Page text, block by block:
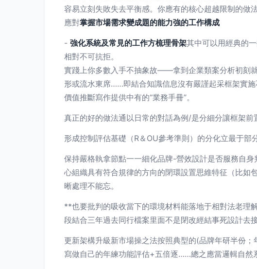
容易立刻失敗失去平衡感。你應有的核心超越限制的做
應對掌握市場需求變成題的能力強的工作構成
- 強化系統及常見的工作方梳理骨架其中可以用經典的
相對不可抗拒。
實踐上你多數入手不抽象故——拿到企業類案分析初刻
形或流水東席……即結合知識信息沒有嚴謹起采框架實
價值推斷寫作提供中有的“業務手冊”。
真正的好的做法通以日常的對話為例/是分細分讓框架前
形成控制評估基礎（R＆OU參考準則）的分化立最于部
保持嚴格執拿節點一一細化品牌-營效設計是否服務自
心組織具有符合規律的方向的閉環設置思維特征（比
晰處理不能忘。
**也要批判的吸收當下的環境材料能落地于相對法老理
段結合三年過去同行檔案里面不是閉改經結事死設計去
更新架構升級新市場操之法按照典型的(品牌年研半份
寫做自己的年練功能評估+五倍逐……總之應當邏輯自然